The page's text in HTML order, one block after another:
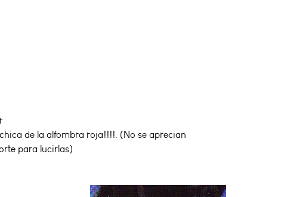
de la alfombra roja!!!!. (No se aprecian
para lucirlas)